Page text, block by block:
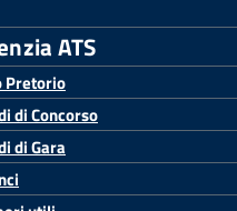
ATS
Pretorio
di Concorso
di Gara